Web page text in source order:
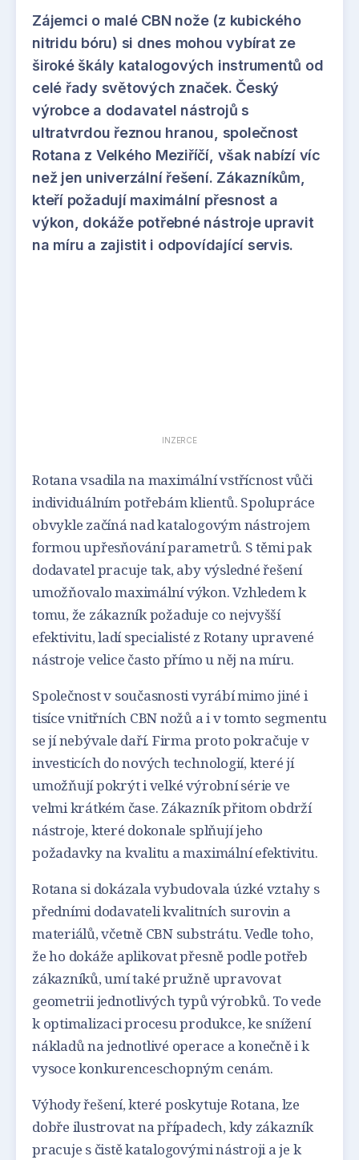
Zájemci o malé CBN nože (z kubického
nitridu bóru) si dnes mohou vybírat ze
široké škály katalogových instrumentů od
celé řady světových značek. Český
výrobce a dodavatel nástrojů s
ultratvrdou řeznou hranou, společnost
Rotana z Velkého Meziříčí, však nabízí víc
než jen univerzální řešení. Zákazníkům,
kteří požadují maximální přesnost a
výkon, dokáže potřebné nástroje upravit
na míru a zajistit i odpovídající servis.
INZERCE
Rotana vsadila na maximální vstřícnost vůči
individuálním potřebám klientů. Spolupráce
obvykle začíná nad katalogovým nástrojem
formou upřesňování parametrů. S těmi pak
dodavatel pracuje tak, aby výsledné řešení
umožňovalo maximální výkon. Vzhledem k
tomu, že zákazník požaduje co nejvyšší
efektivitu, ladí specialisté z Rotany upravené
nástroje velice často přímo u něj na míru.
Společnost v současnosti vyrábí mimo jiné i
tisíce vnitřních CBN nožů a i v tomto segmentu
se jí nebývale daří. Firma proto pokračuje v
investicích do nových technologií, které jí
umožňují pokrýt i velké výrobní série ve
velmi krátkém čase. Zákazník přitom obdrží
nástroje, které dokonale splňují jeho
požadavky na kvalitu a maximální efektivitu.
Rotana si dokázala vybudovala úzké vztahy s
předními dodavateli kvalitních surovin a
materiálů, včetně CBN substrátu. Vedle toho,
že ho dokáže aplikovat přesně podle potřeb
zákazníků, umí také pružně upravovat
geometrii jednotlivých typů výrobků. To vede
k optimalizaci procesu produkce, ke snížení
nákladů na jednotlivé operace a konečně i k
vysoce konkurenceschopným cenám.
Výhody řešení, které poskytuje Rotana, lze
dobře ilustrovat na případech, kdy zákazník
pracuje s čistě katalogovými nástroji a je k